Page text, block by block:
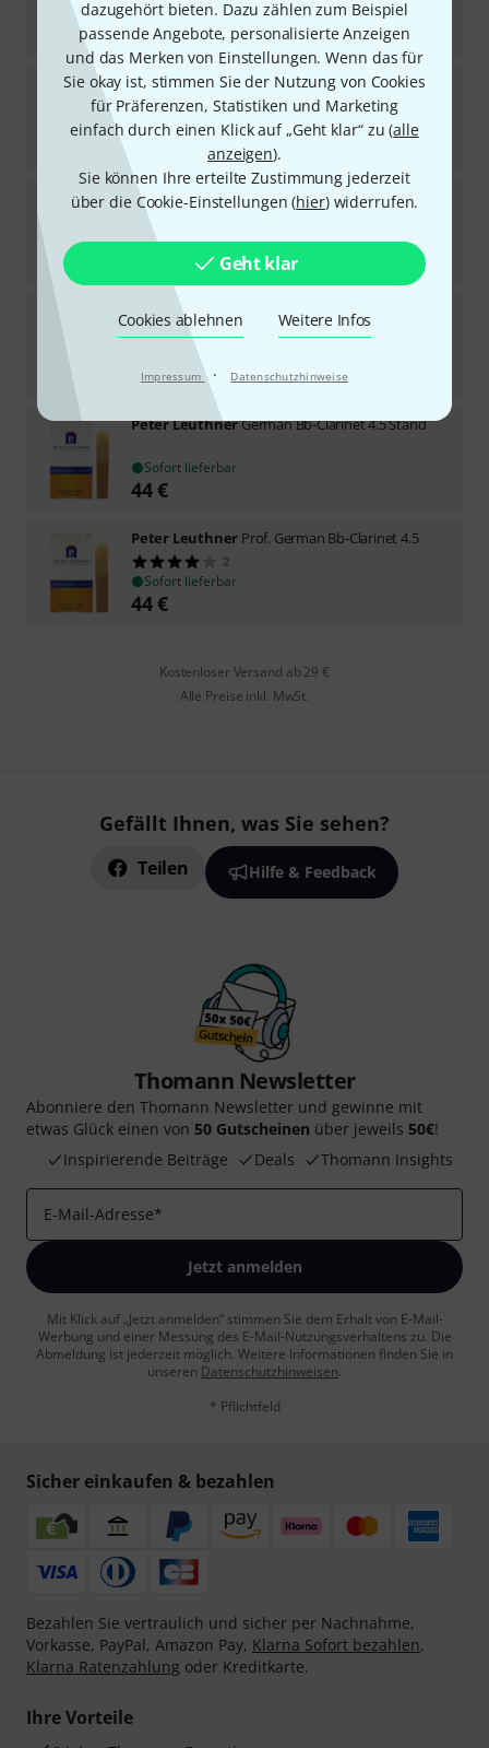
dazugehört bieten. Dazu zählen zum Beispiel
passende Angebote, personalisierte Anzeigen
und das Merken von Einstellungen. Wenn das für
Sie okay ist, stimmen Sie der Nutzung von Cookies
für Präferenzen, Statistiken und Marketing
einfach durch einen Klick auf „Geht klar“ zu (alle
anzeigen).
Sie können Ihre erteilte Zustimmung jederzeit
über die Cookie-Einstellungen (hier) widerrufen.
Geht klar
Cookies ablehnen Weitere Infos
Impressum · Datenschutzhinweise
Sofort lieferbar
44 €
Peter Leuthner German Bb-Clarinet 4.0 Stand
1
Sofort lieferbar
Peter Leuthner Prof. Bb-Clarinet Wien 7.0+
Sofort lieferbar
Peter Leuthner Prof. German Bb-Clarinet 4.0
2
In 1–2 Wochen lieferbar
44€
Peter LeuthnerGerman Bb-Clarinet 4.5 Stand
Sofort lieferbar
44€
Peter Leuthner Prof. German Bb-Clarinet 4.5
2
Sofort lieferbar
44€
Kostenloser Versand ab 29 €
Alle Preise inkl. MwSt.
Gefällt Ihnen, was Sie sehen?
Teilen Hilfe & Feedback
Thomann Newsletter
Abonniere den Thomann Newsletter und gewinne mit
etwas Glück einen von 50 Gutscheinen über jeweils 50€!
Inspirierende Beiträge
Deals Thomann Insights
E-Mail-Adresse*
Jetzt anmelden
Mit Klick auf „Jetzt anmelden“ stimmen Sie dem Erhalt von E-Mail-
Werbung und einer Messung des E-Mail-Nutzungsverhaltens zu. Die
Abmeldung ist jederzeit möglich. Weitere Informationen finden Sie in
unseren Datenschutzhinweisen.
* Pflichtfeld
Sicher einkaufen & bezahlen
Bezahlen Sie vertraulich und sicher per Nachnahme,
Vorkasse, PayPal, Amazon Pay, Klarna Sofort bezahlen,
Klarna Ratenzahlung oder Kreditkarte.
Ihre Vorteile